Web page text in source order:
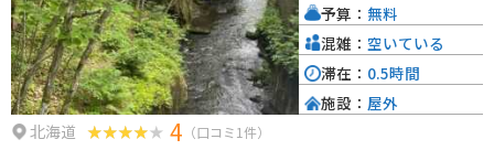
北海道 4 （口コミ1件）
予算： 無料
混雑： 空いている
滞在： 0.5時間
施設： 屋外